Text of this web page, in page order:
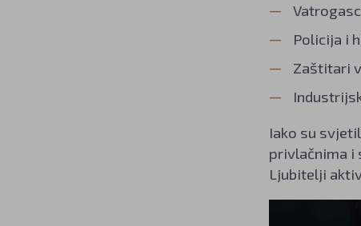
Policija i
Zaštitari
Iako su
privlačnima i
Ljubitelji